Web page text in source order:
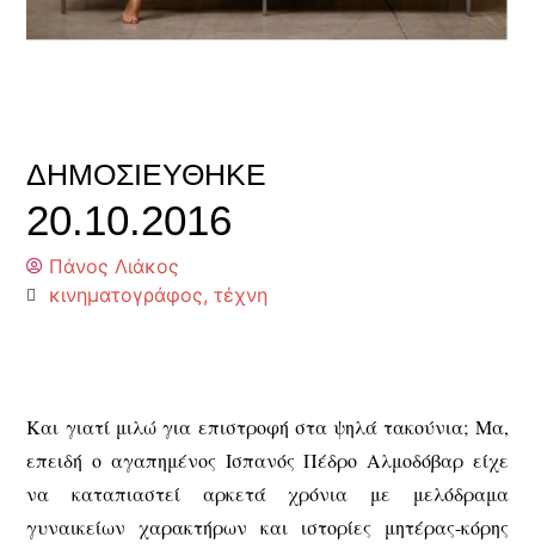
ΔΗΜΟΣΙΕΎΘΗΚΕ
20.10.2016
Πάνος Λιάκος
κινηματογράφος,τέχνη
Και γιατί μιλώ για επιστροφή στα ψηλά τακούνια; Μα,
επειδή ο αγαπημένος Ισπανός Πέδρο Αλμοδόβαρ είχε
να καταπιαστεί αρκετά χρόνια με μελόδραμα
γυναικείων χαρακτήρων και ιστορίες μητέρας-κόρης